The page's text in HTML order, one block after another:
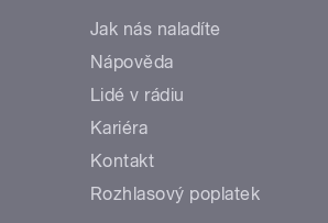
Jak nás naladíte
Nápověda
Lidé v rádiu
Kariéra
Kontakt
Rozhlasový poplatek